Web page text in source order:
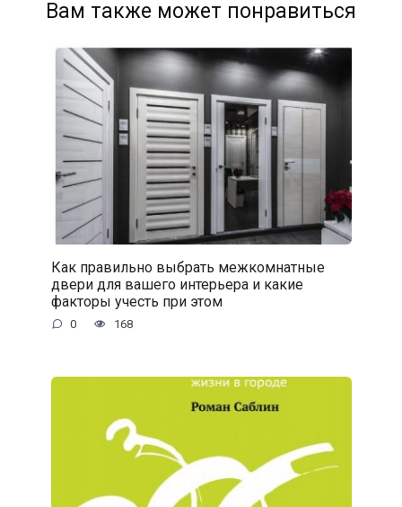
Вам также может понравиться
Как правильно выбрать межкомнатные
двери для вашего интерьера и какие
факторы учесть при этом
0 168